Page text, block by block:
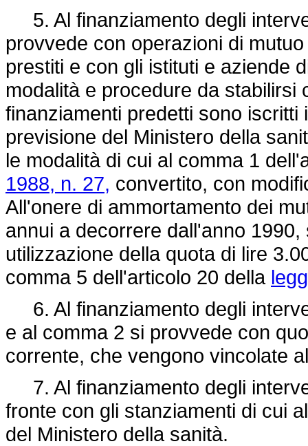
5. Al finanziamento degli
provvede con operazioni di
prestiti e con gli istituti e aziende
modalità e procedure da
finanziamenti predetti sono
previsione del Ministero della
le modalità di cui al comma 1
1988, n. 27, convertito, con
All'onere di ammortamento dei
annui a decorrere dall'anno
utilizzazione della quota di lire
comma 5 dell'articolo 20 della
6. Al finanziamento degli
e al comma 2 si provvede con
corrente, che vengono vincolate
7. Al finanziamento degli
fronte con gli stanziamenti di cui
del Ministero della sanità.